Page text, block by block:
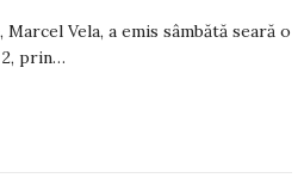
Vela, a emis sâmbătă seară o
prin…